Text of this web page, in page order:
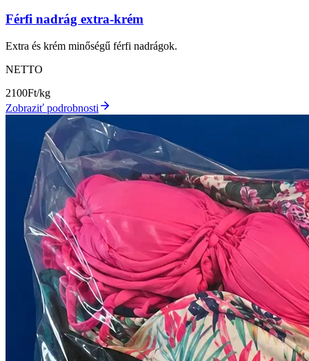
Férfi nadrág extra-krém
Extra és krém minőségű férfi nadrágok.
NETTO
2100Ft/kg
Zobraziť podrobnosti